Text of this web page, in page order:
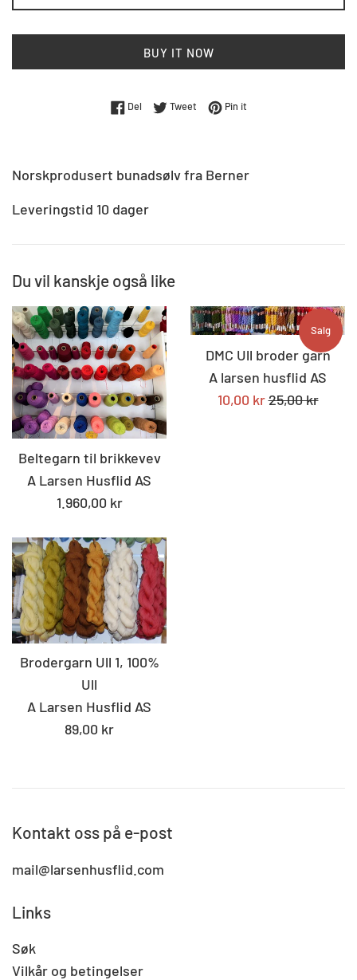
BUY IT NOW
DelDel på Facebook
TweetTweet på Twitter
Pin itPin på Pinterest
Norskprodusert bunadsølv fra Berner
Leveringstid 10 dager
Du vil kanskje også like
Beltegarn til brikkevev
A Larsen Husflid AS
Standard
1.960,00 kr
DMC Ull broder garn
A larsen husflid AS
Tilbudspris
10,00 krStandard
25,00 kr
Salg
Brodergarn Ull 1, 100%
Ull
A Larsen Husflid AS
Standard
89,00 kr
Kontakt oss på e-post
mail@larsenhusflid.com
Links
Søk
Vilkår og betingelser